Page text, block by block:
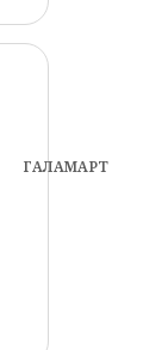
ГАЛАМАРТ